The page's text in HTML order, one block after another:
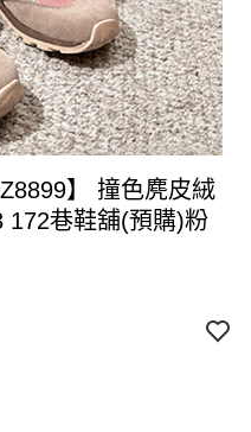
】 撞色麂皮絨
172巷鞋舖(預購)粉